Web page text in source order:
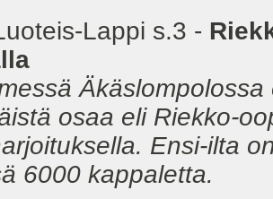
Lappi s.3 -
osaa eli Riekko-
Ensi-ilta
6000 kappaletta.